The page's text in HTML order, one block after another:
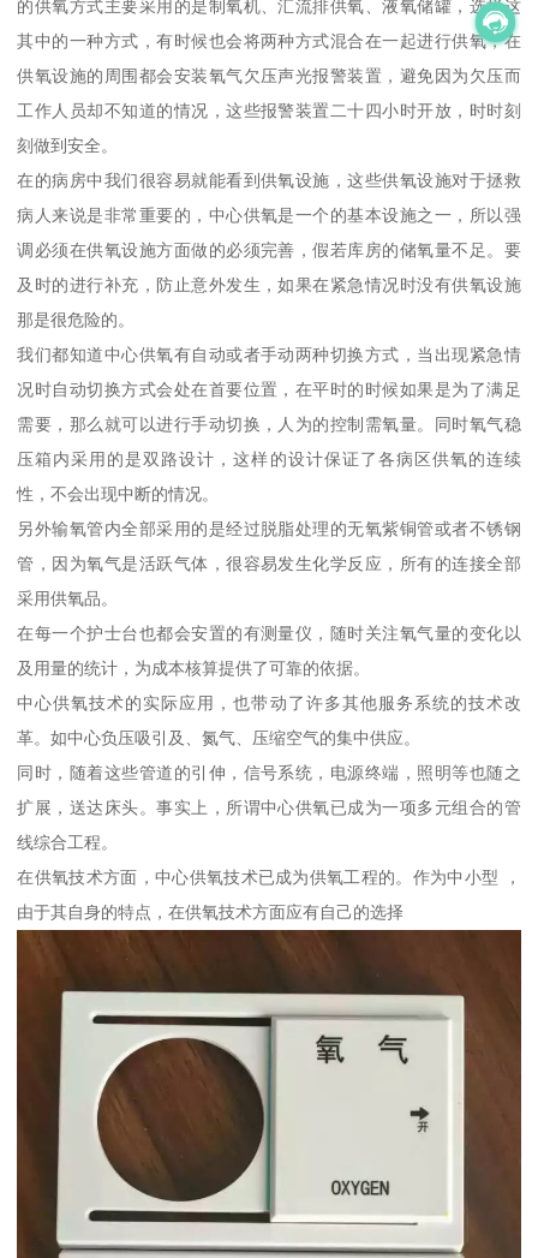
的供氧方式主要采用的是制氧机、汇流排供氧、液氧储罐，选择这
其中的一种方式，有时候也会将两种方式混合在一起进行供氧，在
供氧设施的周围都会安装氧气欠压声光报警装置，避免因为欠压而
工作人员却不知道的情况，这些报警装置二十四小时开放，时时刻
刻做到安全。
在的病房中我们很容易就能看到供氧设施，这些供氧设施对于拯救
病人来说是非常重要的，中心供氧是一个的基本设施之一，所以强
调必须在供氧设施方面做的必须完善，假若库房的储氧量不足。要
及时的进行补充，防止意外发生，如果在紧急情况时没有供氧设施
那是很危险的。
我们都知道中心供氧有自动或者手动两种切换方式，当出现紧急情
况时自动切换方式会处在首要位置，在平时的时候如果是为了满足
需要，那么就可以进行手动切换，人为的控制需氧量。同时氧气稳
压箱内采用的是双路设计，这样的设计保证了各病区供氧的连续
性，不会出现中断的情况。
另外输氧管内全部采用的是经过脱脂处理的无氧紫铜管或者不锈钢
管，因为氧气是活跃气体，很容易发生化学反应，所有的连接全部
采用供氧品。
在每一个护士台也都会安置的有测量仪，随时关注氧气量的变化以
及用量的统计，为成本核算提供了可靠的依据。
中心供氧技术的实际应用，也带动了许多其他服务系统的技术改
革。如中心负压吸引及、氮气、压缩空气的集中供应。
同时，随着这些管道的引伸，信号系统，电源终端，照明等也随之
扩展，送达床头。事实上，所谓中心供氧已成为一项多元组合的管
线综合工程。
在供氧技术方面，中心供氧技术已成为供氧工程的。作为中小型 ，
由于其自身的特点，在供氧技术方面应有自己的选择